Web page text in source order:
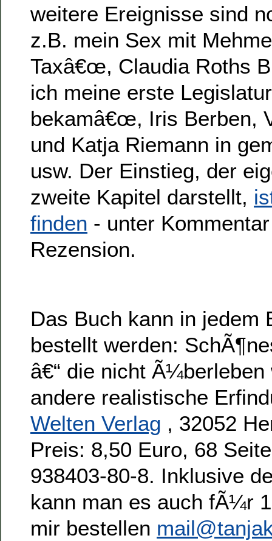
weitere Ereignisse sind
z.B. mein Sex mit
Taxâ€œ, Claudia Roths
ich meine erste
bekamâ€œ, Iris Berben,
und Katja Riemann in
usw. Der Einstieg, der
zweite Kapitel darstellt,
finden - unter
Rezension.
Das Buch kann in jedem
bestellt werden:
â€“ die nicht Ã¼berleben
andere realistische
Welten Verlag , 32052
Preis: 8,50 Euro, 68
938403-80-8. Inklusive
kann man es auch fÃ¼r
mir bestellen